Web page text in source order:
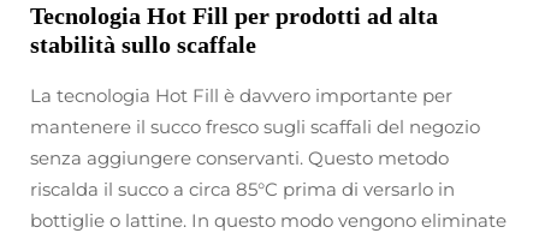
Tecnologia Hot Fill per prodotti ad alta
stabilità sullo scaffale
La tecnologia Hot Fill è davvero importante per
mantenere il succo fresco sugli scaffali del negozio
senza aggiungere conservanti. Questo metodo
riscalda il succo a circa 85°C prima di versarlo in
bottiglie o lattine. In questo modo vengono eliminate